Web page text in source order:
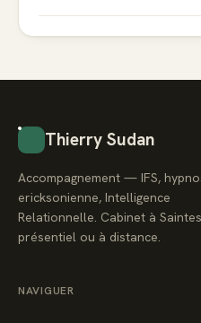
Thierry Sudan
Accompagnement — IFS,
ericksonienne, Intelligence
Relationnelle. Cabinet à
présentiel ou à distance.
NAVIGUER